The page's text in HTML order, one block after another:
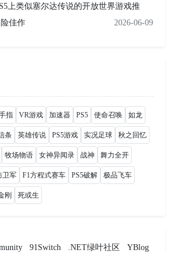
上类似塞尔达传说的开放世界游戏推
佳作
2026-06-09
指 VR游戏 加速器 PS5 使命召唤 如龙
条 英雄传说 PS5游戏 实况足球 秋之回忆
牧场物语 女神异闻录 战神 舞力全开
卫军 F1方程式赛车 PS5破解 极品飞车
刚 死或生
91Switch .NET绿叶社区 YBlog